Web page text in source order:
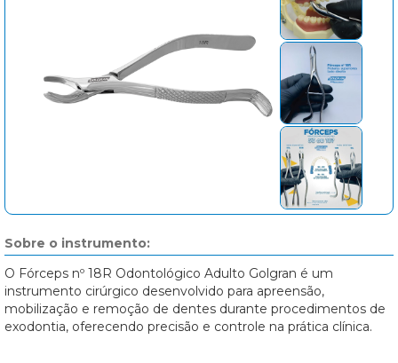
Sobre o instrumento:
O Fórceps nº 18R Odontológico Adulto Golgran é um
instrumento cirúrgico desenvolvido para apreensão,
mobilização e remoção de dentes durante procedimentos de
exodontia, oferecendo precisão e controle na prática clínica.